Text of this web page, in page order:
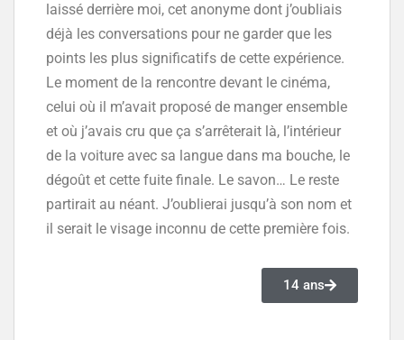
laissé derrière moi, cet anonyme dont j’oubliais
déjà les conversations pour ne garder que les
points les plus significatifs de cette expérience.
Le moment de la rencontre devant le cinéma,
celui où il m’avait proposé de manger ensemble
et où j’avais cru que ça s’arrêterait là, l’intérieur
de la voiture avec sa langue dans ma bouche, le
dégoût et cette fuite finale. Le savon… Le reste
partirait au néant. J’oublierai jusqu’à son nom et
il serait le visage inconnu de cette première fois.
14 ans